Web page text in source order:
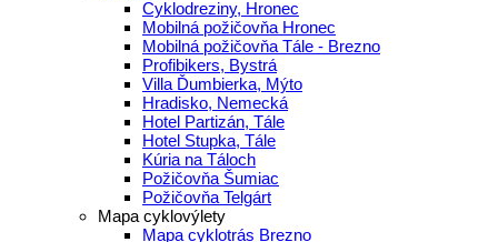
Cyklodreziny, Hronec
Mobilná požičovňa Hronec
Mobilná požičovňa Tále - Brezno
Profibikers, Bystrá
Villa Ďumbierka, Mýto
Hradisko, Nemecká
Hotel Partizán, Tále
Hotel Stupka, Tále
Kúria na Táloch
Požičovňa Šumiac
Požičovňa Telgárt
Mapa cyklovýlety
Mapa cyklotrás Brezno